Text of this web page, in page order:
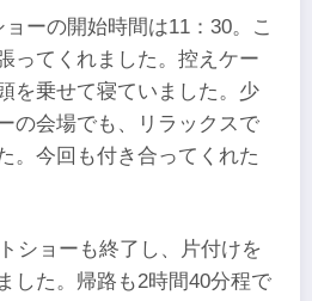
ーの開始時間は11：30。こ
ってくれました。控えケー
を乗せて寝ていました。少
の会場でも、リラックスで
。今回も付き合ってくれた
ショーも終了し、片付けを
した。帰路も2時間40分程で